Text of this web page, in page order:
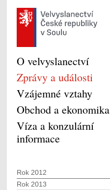
O velvyslanectví
Zprávy a události
Vzájemné vztahy
Obchod a ekonomika
Víza a konzulární
informace
Rok 2012
Rok 2013